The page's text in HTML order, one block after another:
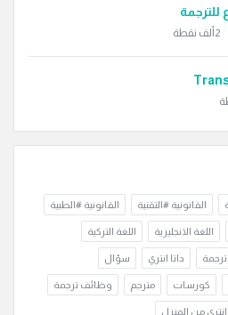
2ألف نقطة
القانونية #التقنية القانونية #الطبية
اللغة الانجليزية اللغة التركية
ترجمة داتا انتري سؤال
كورسات مترجم وظائف ترجمة
من المنزل